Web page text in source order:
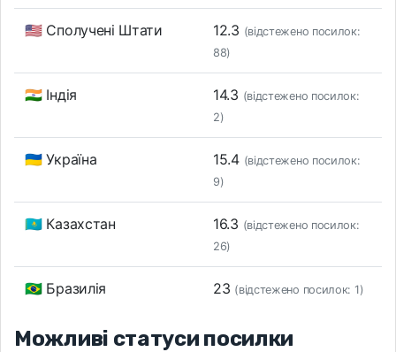
🇺🇸 Сполучені Штати 12.3 (відстежено посилок:
88)
🇮🇳 Індія 14.3 (відстежено посилок:
2)
🇺🇦 Україна 15.4 (відстежено посилок:
9)
🇰🇿 Казахстан 16.3 (відстежено посилок:
26)
🇧🇷 Бразилія 23 (відстежено посилок: 1)
Можливі статуси посилки